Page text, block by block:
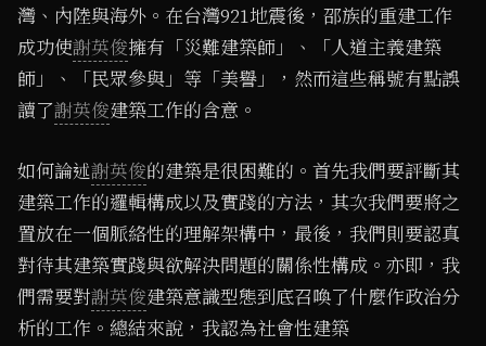
灣、內陸與海外。在台灣921地震後，邵族的重建工作
成功使謝英俊擁有「災難建築師」、「人道主義建築
師」、「民眾參與」等「美譽」，然而這些稱號有點誤
讀了謝英俊建築工作的含意。
如何論述謝英俊的建築是很困難的。首先我們要評斷其
建築工作的邏輯構成以及實踐的方法，其次我們要將之
置放在一個脈絡性的理解架構中，最後，我們則要認真
對待其建築實踐與欲解決問題的關係性構成。亦即，我
們需要對謝英俊建築意識型態到底召喚了什麼作政治分
析的工作。總結來說，我認為社會性建築